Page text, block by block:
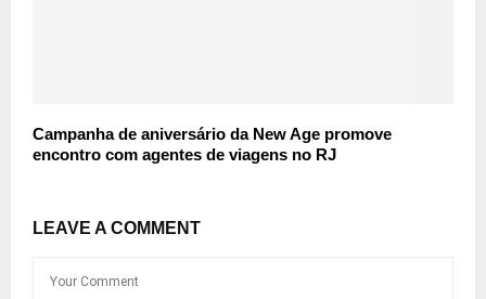
Campanha de aniversário da New Age promove
encontro com agentes de viagens no RJ
LEAVE A COMMENT